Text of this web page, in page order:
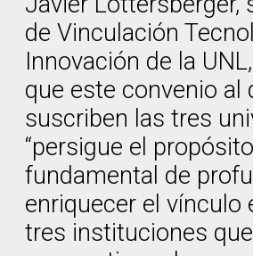
de Vinculación
Innovación de la
que este convenio al
suscriben las tres
“persigue el propósito
fundamental de
enriquecer el vínculo
tres instituciones que